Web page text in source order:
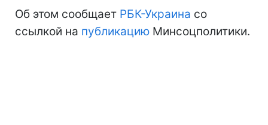
Об этом сообщает РБК-Украина со
ссылкой на публикацию Минсоцполитики.